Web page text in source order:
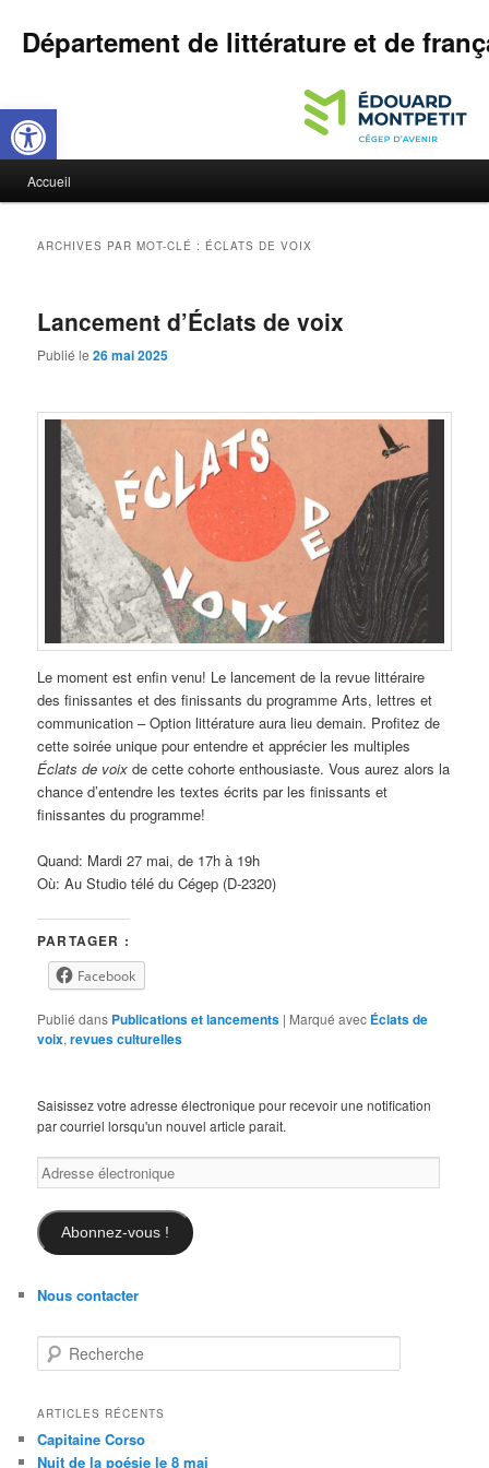
Ouvrir la barre d’outils
Département de littérature et de
Aller
principal
Aller
secondaire
Accueil
ARCHIVES PAR MOT-CLÉ : ÉCLATS DE VOIX
Lancement d’Éclats de voix
Publié le26 mai 2025
Le moment est enfin venu! Le lancement de la revue littéraire
des finissantes et des finissants du programme Arts, lettres et
communication – Option littérature aura lieu demain. Profitez de
cette soirée unique pour entendre et apprécier les multiples
Éclats de voix de cette cohorte enthousiaste. Vous aurez alors la
chance d’entendre les textes écrits par les finissants et
finissantes du programme!
Quand: Mardi 27 mai, de 17h à 19h
Où: Au Studio télé du Cégep (D-2320)
PARTAGER :
Facebook
Publié dans Publications et lancements | Marqué avec Éclats de
voix,revues culturelles
Saisissez votre adresse électronique pour recevoir une notification
par courriel lorsqu'un nouvel article parait.
Adresse
électronique
Abonnez-vous !
Nous contacter
e
h
r
ARTICLES RÉCENTS
Capitaine Corso
Nuit de la poésie le 8 mai